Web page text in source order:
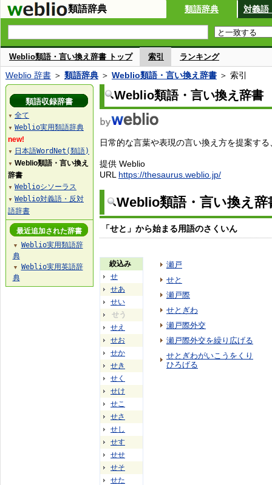
類語辞典 類語辞典 対義語
Weblio類語・言い換え辞書 トップ 索引 ランキング
Weblio 辞書 ＞ 類語辞典 ＞ Weblio類語・言い換え辞書 ＞ 索引
Weblio類語・言い換え辞書
日常的な言葉や表現の言い換え方を提案す
提供 Weblio
URL https://thesaurus.weblio.jp/
Weblio類語・言い換え
「せと」から始まる用語のさくいん
絞込み
せ
せあ
せい
せう
せえ
せお
せか
せき
せく
せけ
せこ
せさ
せし
せす
せせ
せそ
せた
瀬戸
せと
瀬戸際
せとぎわ
瀬戸際外交
瀬戸際外交を繰り広げる
せとぎわがいこうをくり
ひろげる
類語収録辞書
▼ 全て
▼ Weblio実用類語辞典
new!
▼ 日本語WordNet(類語)
▼ Weblio類語・言い換え
辞書
▼ Weblioシソーラス
▼ Weblio対義語・反対
語辞書
最近追加された辞書
▼
Weblio実用類語辞
典
▼
Weblio実用英語辞
典